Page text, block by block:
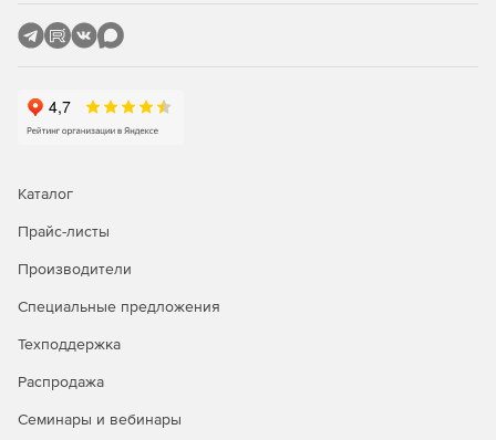
Всеобъемлющий и удобный комплект инструментов
для управления безопасностью.
Защита всех уровней IT-инфраструктуры.
вирусов, червей, шпионского ПО и троянов.
Защита интернет-активности с использованием
Система предотвращения вторжений и передовое
электронной почты.
Каталог
Прайс-листы
Производители
Специальные предложения
Техподдержка
Распродажа
Семинары и вебинары